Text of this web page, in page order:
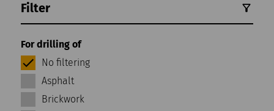
Filter
For drilling of
No filtering
Asphalt
Brickwork